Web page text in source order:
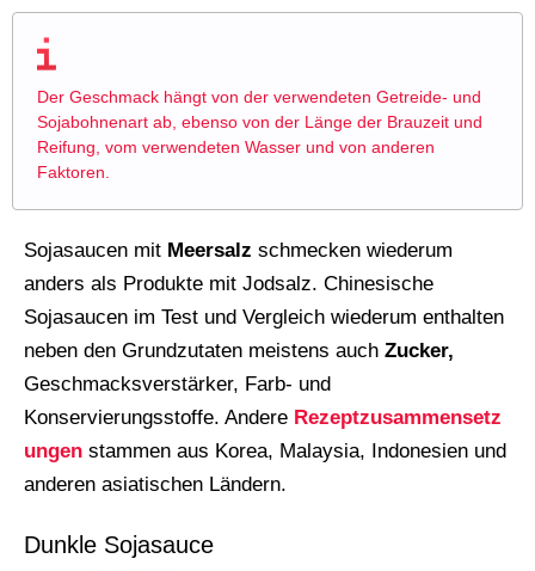
Der Geschmack hängt von der verwendeten Getreide- und
Sojabohnenart ab, ebenso von der Länge der Brauzeit und
Reifung, vom verwendeten Wasser und von anderen
Faktoren.
Sojasaucen mit Meersalz schmecken wiederum
anders als Produkte mit Jodsalz. Chinesische
Sojasaucen im Test und Vergleich wiederum enthalten
neben den Grundzutaten meistens auch Zucker,
Geschmacksverstärker, Farb- und
Konservierungsstoffe. Andere Rezeptzusammensetz
ungen stammen aus Korea, Malaysia, Indonesien und
anderen asiatischen Ländern.
Dunkle Sojasauce